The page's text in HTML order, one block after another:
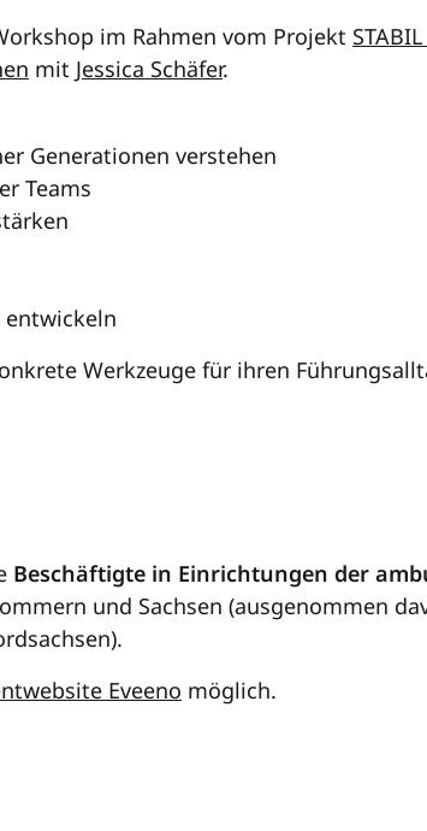
im Rahmen vom Projekt
mit Jessica Schäfer.
Generationen verstehen
Teams
entwickeln
Werkzeuge für ihren
Beschäftigte in Einrichtungen der
und Sachsen (ausgenommen
Eveeno möglich.